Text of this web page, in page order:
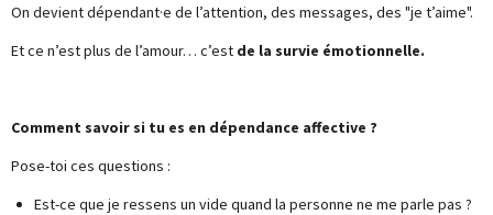
On devient dépendant·e de l’attention, des messages, des "je t’aime".
Et ce n’est plus de l’amour… c’est de la survie émotionnelle.
Comment savoir si tu es en dépendance affective ?
Pose-toi ces questions :
Est-ce que je ressens un vide quand la personne ne me parle pas ?